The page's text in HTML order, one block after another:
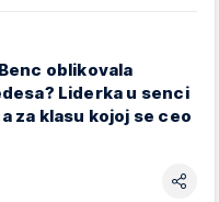
oblikovala
Liderka u senci
za klasu kojoj se ceo